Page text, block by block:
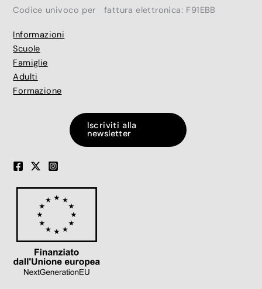
Codice univoco per fattura elettronica: F91EBB
Informazioni
Scuole
Famiglie
Adulti
Formazione
Iscriviti alla
newsletter